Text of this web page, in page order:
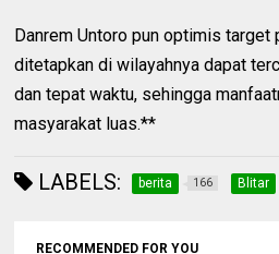
Danrem Untoro pun optimis target
ditetapkan di wilayahnya dapat
dan tepat waktu, sehingga
masyarakat luas.**
LABELS: berita 166 Blitar
RECOMMENDED FOR YOU